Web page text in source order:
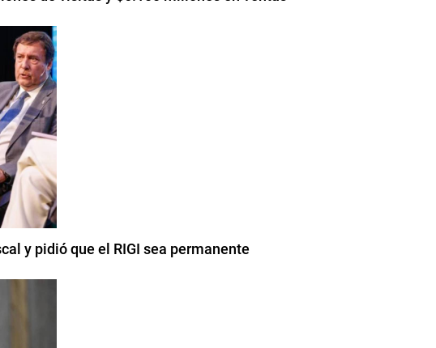
y pidió que el RIGI sea permanente